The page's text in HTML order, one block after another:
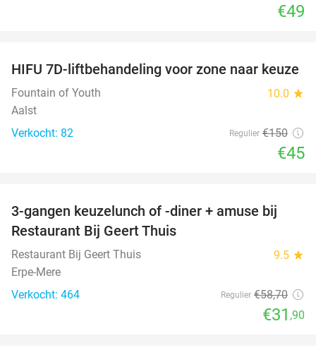
€49
70%
HIFU 7D-liftbehandeling voor zone naar keuze
Fountain of Youth 10.0 star
Aalst
Verkocht: 82
Regulier €150
€45
46%
3-gangen keuzelunch of -diner + amuse bij
Restaurant Bij Geert Thuis
Restaurant Bij Geert Thuis 9.5 star
Erpe-Mere
Verkocht: 464
Regulier €58,70
€31 ,90